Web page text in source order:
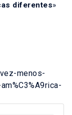
diferentes»
menos-